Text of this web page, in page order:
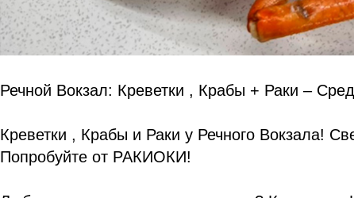
Речной Вокзал: Креветки , Крабы + Раки –
Креветки , Крабы и Раки у Речного Вокзала!
Попробуйте от РАКИОКИ!